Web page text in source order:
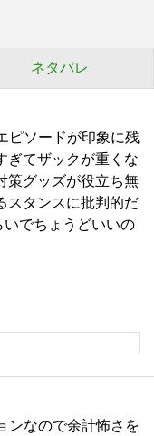
ネタバレ
ピソードが印象に残
ぎてザックが重くな
策グッズが役立ち無
スタンスに批判的だ
でちょうどいいの
ンなので余計怖さを